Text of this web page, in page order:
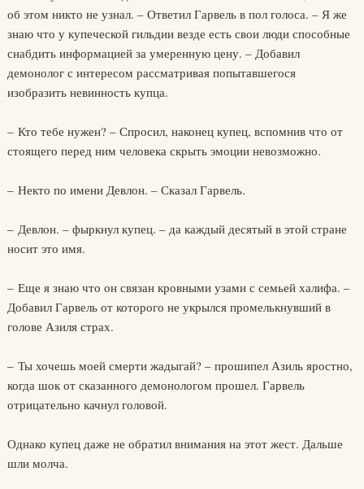
об этом никто не узнал. – Ответил Гарвель в пол голоса. – Я же
знаю что у купеческой гильдии везде есть свои люди способные
снабдить информацией за умеренную цену. – Добавил
демонолог с интересом рассматривая попытавшегося
изобразить невинность купца.
– Кто тебе нужен? – Спросил, наконец купец, вспомнив что от
стоящего перед ним человека скрыть эмоции невозможно.
– Некто по имени Девлон. – Сказал Гарвель.
– Девлон. – фыркнул купец. – да каждый десятый в этой стране
носит это имя.
– Еще я знаю что он связан кровными узами с семьей халифа. –
Добавил Гарвель от которого не укрылся промелькнувший в
голове Азиля страх.
– Ты хочешь моей смерти жадыгай? – прошипел Азиль яростно,
когда шок от сказанного демонологом прошел. Гарвель
отрицательно качнул головой.
Однако купец даже не обратил внимания на этот жест. Дальше
шли молча.